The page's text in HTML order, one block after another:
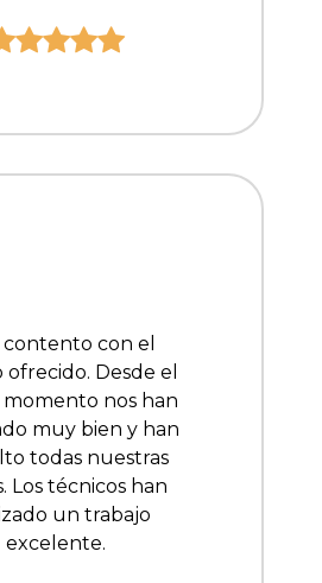
con el
ofrecido. Desde el
nos han
muy bien y han
todas nuestras
Los técnicos han
un trabajo
excelente.